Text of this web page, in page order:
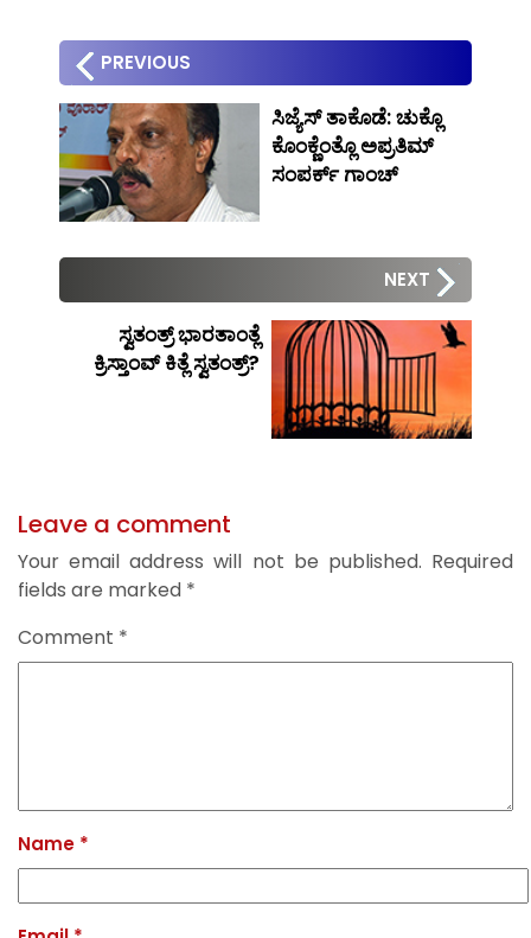
PREVIOUS
ಸಿಜ್ಯೆಸ್ ತಾಕೊಡೆ: ಚುಕ್ಲೊ
ಕೊಂಕ್ಣೆಂತ್ಲೊ ಅಪ್ರತಿಮ್
ಸಂಪರ್ಕ್ ಗಾಂಚ್
NEXT
ಸ್ವತಂತ್ರ್ ಭಾರತಾಂತ್ಲೆ
ಕ್ರಿಸ್ತಾಂವ್ ಕಿತ್ಲೆ ಸ್ವತಂತ್ರ್?
Leave a comment
Your email address will not be published. Required
fields are marked *
Comment *
Name *